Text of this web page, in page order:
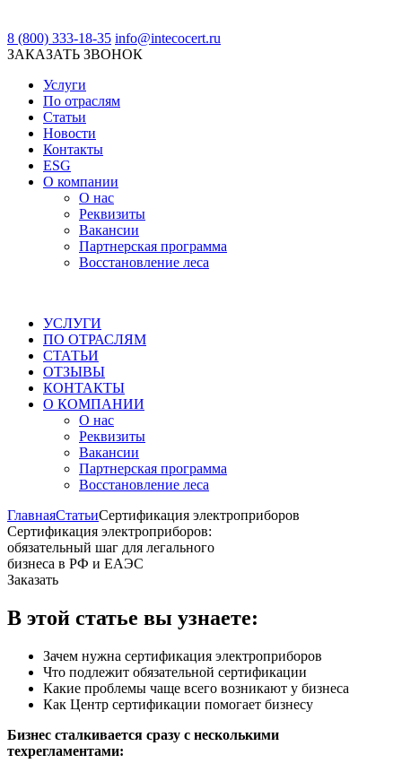
8 (800) 333-18-35 info@intecocert.ru
ЗАКАЗАТЬ ЗВОНОК
Услуги
По отраслям
Статьи
Новости
Контакты
ESG
О компании
О нас
Реквизиты
Вакансии
Партнерская программа
Восстановление леса
УСЛУГИ
ПО ОТРАСЛЯМ
СТАТЬИ
ОТЗЫВЫ
КОНТАКТЫ
О КОМПАНИИ
О нас
Реквизиты
Вакансии
Партнерская программа
Восстановление леса
ГлавнаяСтатьиСертификация электроприборов
Сертификация электроприборов:
обязательный шаг для легального
бизнеса в РФ и ЕАЭС
Заказать
В этой статье вы узнаете:
Зачем нужна сертификация электроприборов
Что подлежит обязательной сертификации
Какие проблемы чаще всего возникают у бизнеса
Как Центр сертификации помогает бизнесу
Бизнес сталкивается сразу с несколькими
техрегламентами: